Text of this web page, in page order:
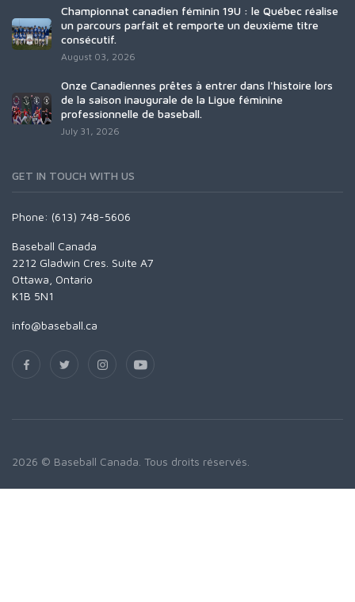
Championnat canadien féminin 19U : le Québec réalise
un parcours parfait et remporte un deuxième titre
consécutif.
August 03, 2026
Onze Canadiennes prêtes à entrer dans l'histoire lors
de la saison inaugurale de la Ligue féminine
professionnelle de baseball.
July 31, 2026
GET IN TOUCH WITH US
Phone: (613) 748-5606
Baseball Canada
2212 Gladwin Cres. Suite A7
Ottawa, Ontario
K1B 5N1
info@baseball.ca
2026 © Baseball Canada. Tous droits réservés.